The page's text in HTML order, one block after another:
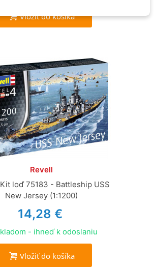
Vložiť do košíka
Revell
loď 75183 - Battleship USS
New Jersey (1:1200)
14,28 €
- ihneď k odoslaniu
Vložiť do košíka